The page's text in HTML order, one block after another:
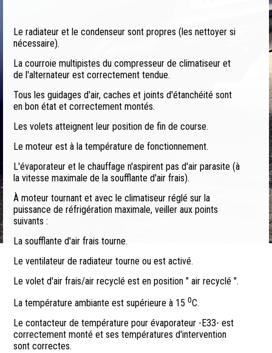
Le radiateur et le condenseur sont propres (les nettoyer si
nécessaire).
La courroie multipistes du compresseur de climatiseur et
de l'alternateur est correctement tendue.
Tous les guidages d'air, caches et joints d'étanchéité sont
en bon état et correctement montés.
Les volets atteignent leur position de fin de course.
Le moteur est à la température de fonctionnement.
L'évaporateur et le chauffage n'aspirent pas d'air parasite (à
la vitesse maximale de la soufflante d'air frais).
À moteur tournant et avec le climatiseur réglé sur la
puissance de réfrigération maximale, veiller aux points
suivants :
La soufflante d'air frais tourne.
Le ventilateur de radiateur tourne ou est activé.
Le volet d'air frais/air recyclé est en position " air recyclé ".
La température ambiante est supérieure à 15 0C.
Le contacteur de température pour évaporateur -E33- est
correctement monté et ses températures d'intervention
sont correctes.